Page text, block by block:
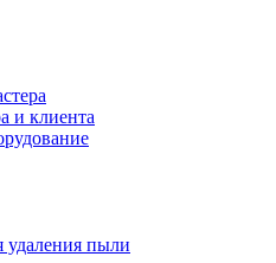
и клиента
удаления пыли